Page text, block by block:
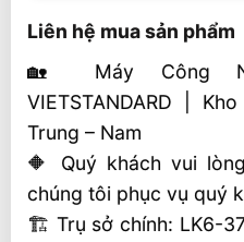
Liên hệ mua sản phẩm
🏡 Máy Công
VIETSTANDARD |
Trung – Nam
🔶 Quý khách vui
chúng tôi phục vụ quý
🏗 Trụ sở chính: LK6-